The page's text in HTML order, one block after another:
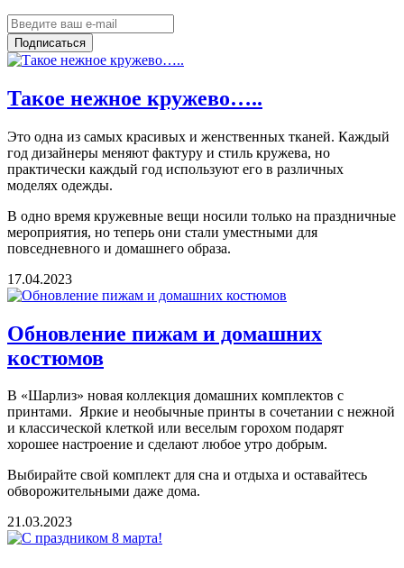
Подписаться
Такое нежное кружево…..
Это одна из самых красивых и женственных тканей. Каждый
год дизайнеры меняют фактуру и стиль кружева, но
практически каждый год используют его в различных
моделях одежды.
В одно время кружевные вещи носили только на праздничные
мероприятия, но теперь они стали уместными для
повседневного и домашнего образа.
17.04.2023
Обновление пижам и домашних
костюмов
В «Шарлиз» новая коллекция домашних комплектов с
принтами. Яркие и необычные принты в сочетании с нежной
и классической клеткой или веселым горохом подарят
хорошее настроение и сделают любое утро добрым.
Выбирайте свой комплект для сна и отдыха и оставайтесь
обворожительными даже дома.
21.03.2023